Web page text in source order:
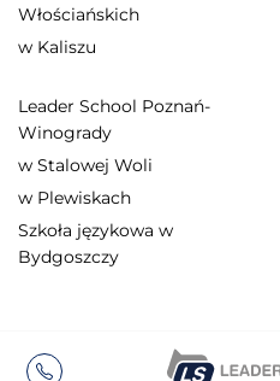
Włościańskich
w Kaliszu
Leader School Poznań-
Winogrady
w Stalowej Woli
w Plewiskach
Szkoła językowa w
Bydgoszczy